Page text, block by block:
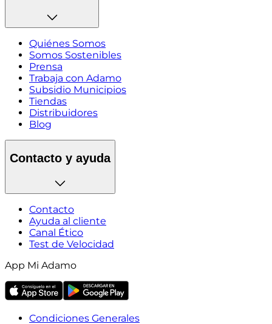
Quiénes Somos
Somos Sostenibles
Prensa
Trabaja con Adamo
Subsidio Municipios
Tiendas
Distribuidores
Blog
Contacto y ayuda
Contacto
Ayuda al cliente
Canal Ético
Test de Velocidad
App Mi Adamo
Condiciones Generales